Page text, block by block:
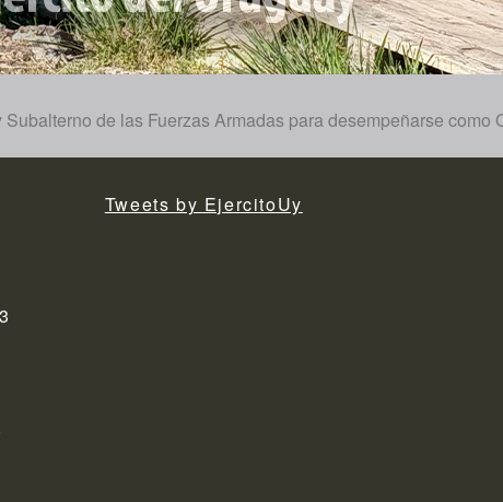
de las Fuerzas Armadas para desempeñarse
Tweets by EjercitoUy